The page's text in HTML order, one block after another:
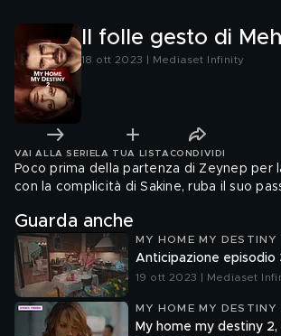
Il folle gesto di
18 ott 2023 | Mediaset Infinity
VAI ALLA SERIE LA TUA LISTA CONDIVIDI
Poco prima della partenza di Zeynep per
con la complicità di Sakine, ruba il suo
Guarda anche
MY HOME MY DESTINY
Anticipazione episodio
19 ott 2023 | Mediaset
MY HOME MY DESTINY
My home my destiny 2,